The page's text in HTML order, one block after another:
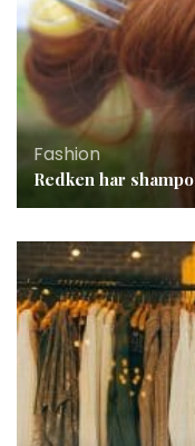
Fashion
Redken har